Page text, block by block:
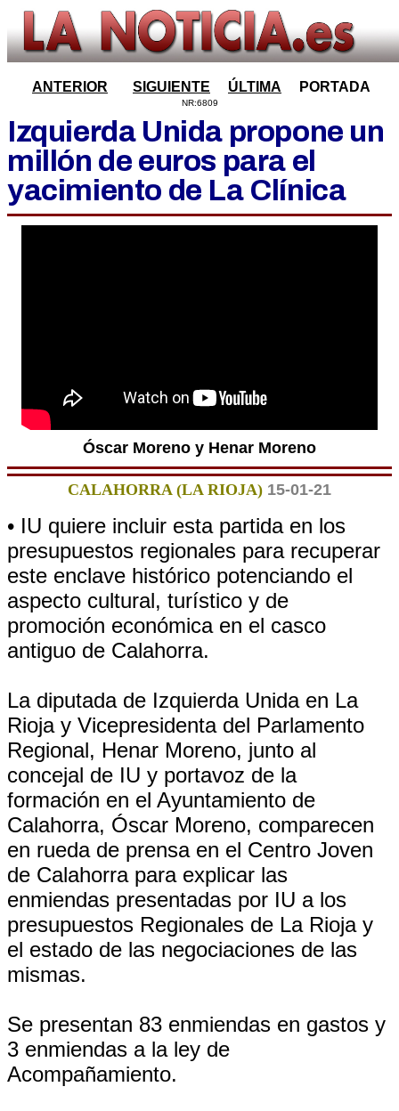
ANTERIOR SIGUIENTE ÚLTIMA PORTADA
NR:6809
Izquierda Unida propone un
millón de euros para el
yacimiento de La Clínica
Óscar Moreno y Henar Moreno
CALAHORRA (LA RIOJA) 15-01-21
• IU quiere incluir esta partida en los
presupuestos regionales para recuperar
este enclave histórico potenciando el
aspecto cultural, turístico y de
promoción económica en el casco
antiguo de Calahorra.
La diputada de Izquierda Unida en La
Rioja y Vicepresidenta del Parlamento
Regional, Henar Moreno, junto al
concejal de IU y portavoz de la
formación en el Ayuntamiento de
Calahorra, Óscar Moreno, comparecen
en rueda de prensa en el Centro Joven
de Calahorra para explicar las
enmiendas presentadas por IU a los
presupuestos Regionales de La Rioja y
el estado de las negociaciones de las
mismas.
Se presentan 83 enmiendas en gastos y
3 enmiendas a la ley de
Acompañamiento.